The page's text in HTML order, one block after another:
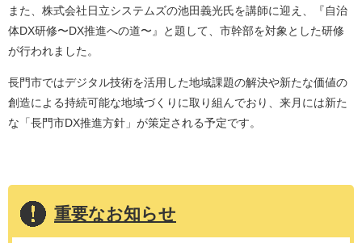
また、株式会社日立システムズの池田義光氏を講師に迎え、『自治
体DX研修〜DX推進への道〜』と題して、市幹部を対象とした研修
が行われました。
長門市ではデジタル技術を活用した地域課題の解決や新たな価値の
創造による持続可能な地域づくりに取り組んでおり、来月には新た
な「長門市DX推進方針」が策定される予定です。
重要なお知らせ